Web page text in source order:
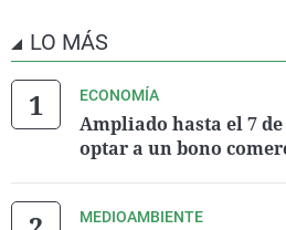
LO MÁS
ECONOMÍA
Ampliado hasta el 7
optar a un bono
MEDIOAMBIENTE